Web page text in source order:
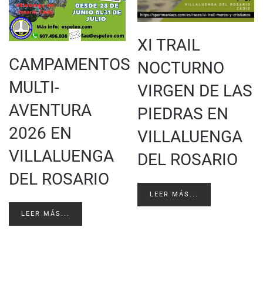
CAMPAMENTOS
MULTI-
AVENTURA
2026 EN
VILLALUENGA
DEL ROSARIO
LEER MÁS...
XI TRAIL
NOCTURNO
VIRGEN DE LAS
PIEDRAS EN
VILLALUENGA
DEL ROSARIO
LEER MÁS...